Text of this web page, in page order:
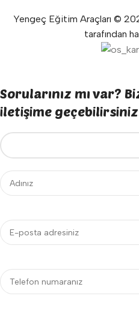
Yengeç Eğitim Araçları ©
tarafından
Sorularınız mı var?
iletişime